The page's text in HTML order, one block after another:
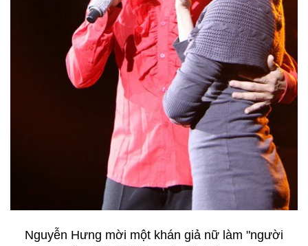
Nguyễn Hưng mời một khán giả nữ làm "người